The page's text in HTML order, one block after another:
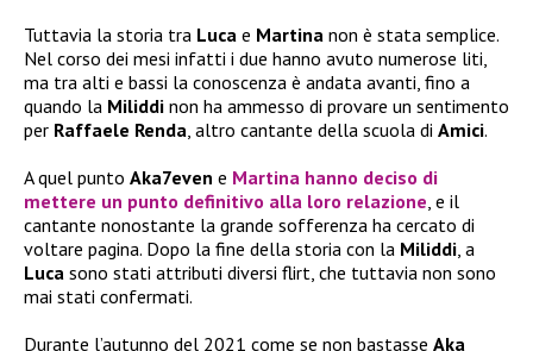
Tuttavia la storia tra Luca e Martina non è stata semplice.
Nel corso dei mesi infatti i due hanno avuto numerose liti,
ma tra alti e bassi la conoscenza è andata avanti, fino a
quando la Miliddi non ha ammesso di provare un sentimento
per Raffaele Renda , altro cantante della scuola di Amici.
A quel punto Aka7even e Martina hanno deciso di
mettere un punto definitivo alla loro relazione , e il
cantante nonostante la grande sofferenza ha cercato di
voltare pagina. Dopo la fine della storia con la Miliddi , a
Luca sono stati attributi diversi flirt, che tuttavia non sono
mai stati confermati.
Durante l’autunno del 2021 come se non bastasse Aka